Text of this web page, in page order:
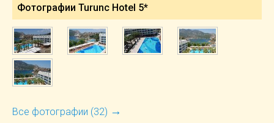
Фотографии Turunc Hotel 5*
Все фотографии (32) →